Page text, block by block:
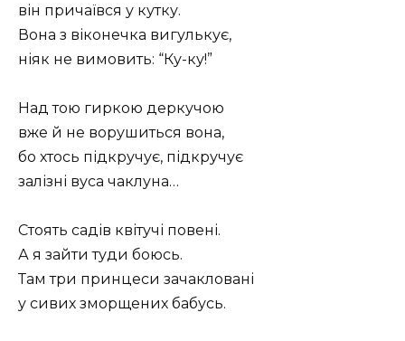
він причаївся у кутку.
Вона з віконечка вигулькує,
ніяк не вимовить: “Ку-ку!”
Над тою гиркою деркучою
вже й не ворушиться вона,
бо хтось підкручує, підкручує
залізні вуса чаклуна…
Стоять садів квітучі повені.
А я зайти туди боюсь.
Там три принцеси зачакловані
у сивих зморщених бабусь.